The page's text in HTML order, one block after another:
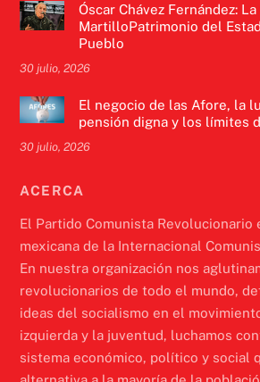
Óscar Chávez Fernández:
MartilloPatrimonio del
Pueblo
30 julio, 2026
El negocio de las Afore, la
pensión digna y los límites
30 julio, 2026
ACERCA
El Partido Comunista Revolucionario
mexicana de la Internacional
En nuestra organización nos
revolucionarios de todo el mundo,
ideas del socialismo en el
izquierda y la juventud, luchamos
sistema económico, político y social